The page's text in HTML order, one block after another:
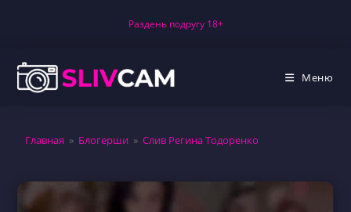
Раздень подругу 18+
Меню
Главная » Блогерши » Слив Регина Тодоренко